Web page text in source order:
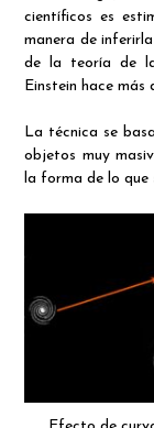
científicos es
manera de
de la teoría de
Einstein hace más
La técnica se
objetos muy
la forma de lo que